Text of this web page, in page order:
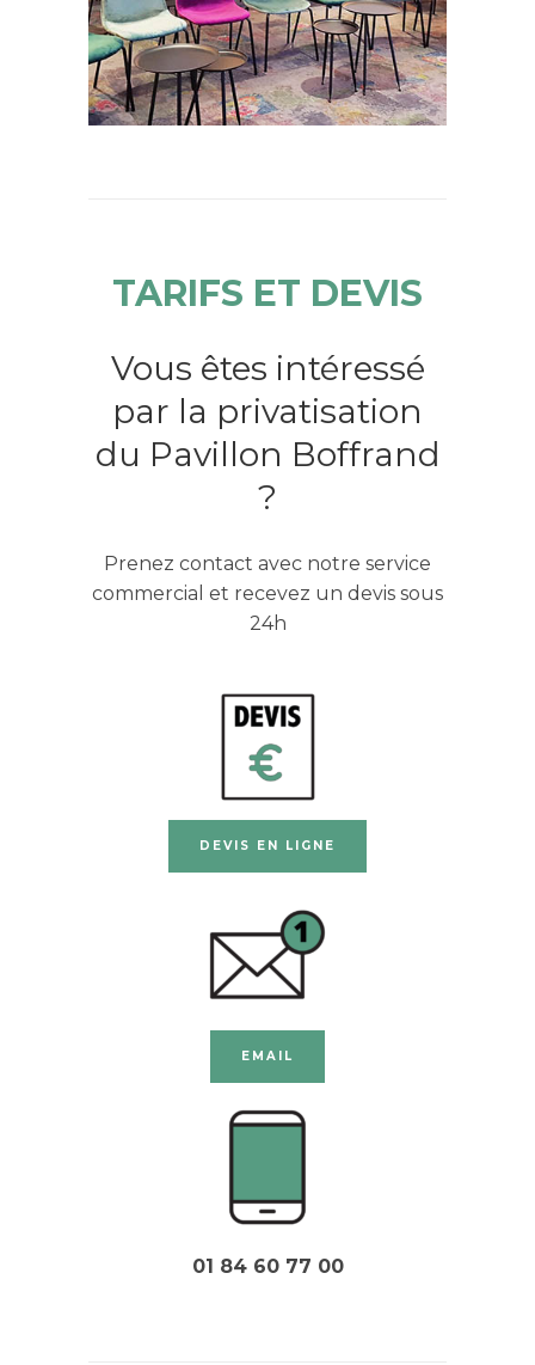
TARIFS ET DEVIS
Vous êtes intéressé
par la privatisation
du Pavillon Boffrand
?
Prenez contact avec notre service
commercial et recevez un devis sous
24h
DEVIS EN LIGNE
EMAIL
01 84 60 77 00